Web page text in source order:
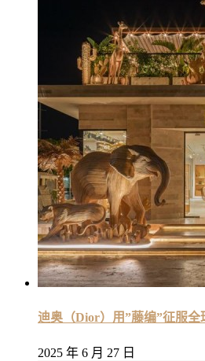
迪奥（Dior）用”藤编”征服全
2025 年 6 月 27 日